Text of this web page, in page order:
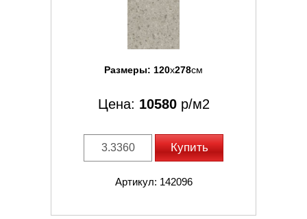
Размеры: 120x278см
Цена: 10580р/м2
Купить
Артикул: 142096